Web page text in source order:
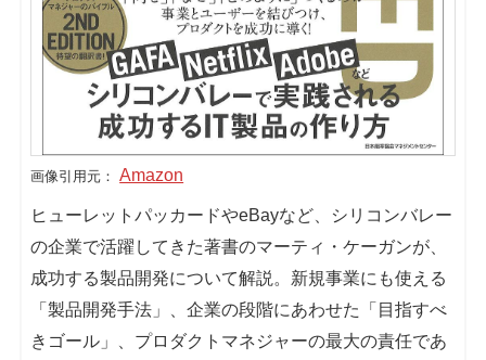
画像引用元：Amazon
ヒューレットパッカードやeBayなど、シリコンバレー
の企業で活躍してきた著書のマーティ・ケーガンが、
成功する製品開発について解説。新規事業にも使える
「製品開発手法」、企業の段階にあわせた「目指すべ
きゴール」、プロダクトマネジャーの最大の責任であ